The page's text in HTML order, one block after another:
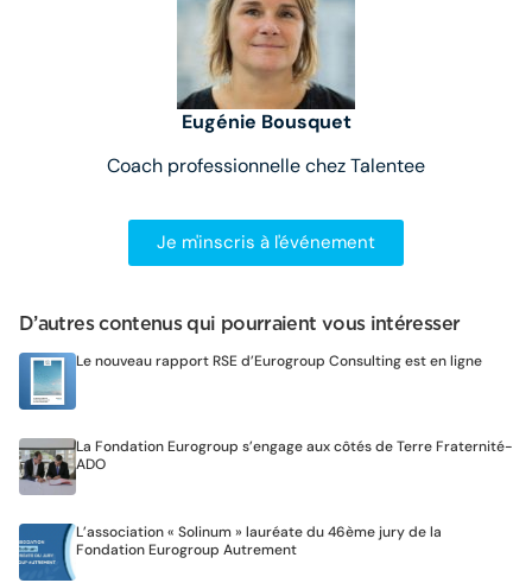
Eugénie Bousquet
Coach professionnelle chez Talentee
Je m'inscris à l'événement
D’autres contenus qui pourraient vous intéresser
Le nouveau rapport RSE d’Eurogroup Consulting est en ligne
La Fondation Eurogroup s’engage aux côtés de Terre Fraternité-
ADO
L’association « Solinum » lauréate du 46ème jury de la
Fondation Eurogroup Autrement